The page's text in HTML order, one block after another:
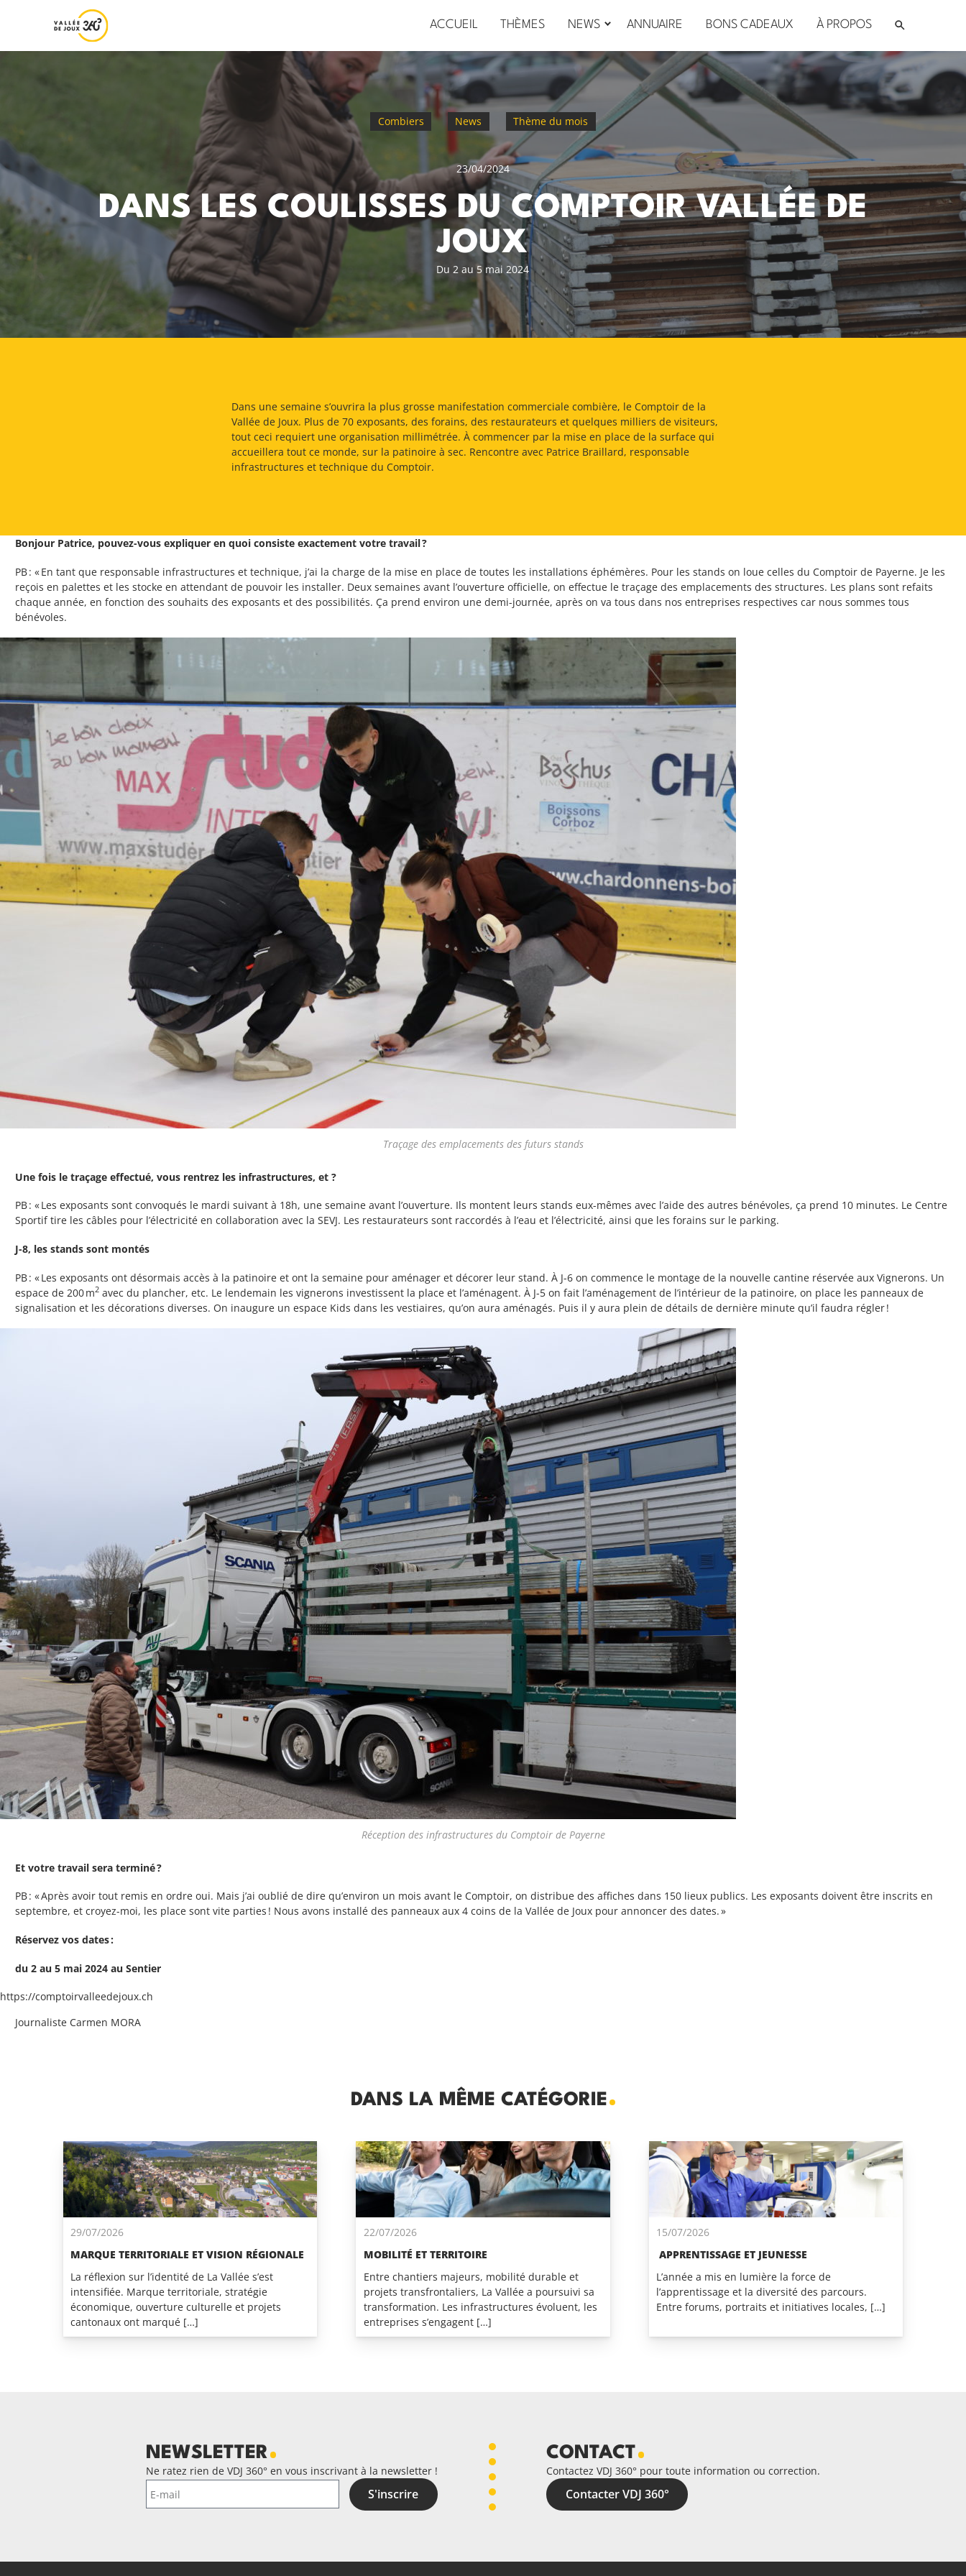
ACCUEIL THÈMES NEWS ANNUAIRE BONS CADEAUX À PROPOS
Combiers News Thème du mois
23/04/2024
DANS LES COULISSES DU COMPTOIR VALLÉE DE
JOUX
Du 2 au 5 mai 2024
Dans une semaine s’ouvrira la plus grosse manifestation commerciale combière, le Comptoir de la
Vallée de Joux. Plus de 70 exposants, des forains, des restaurateurs et quelques milliers de visiteurs,
tout ceci requiert une organisation millimétrée. À commencer par la mise en place de la surface qui
accueillera tout ce monde, sur la patinoire à sec. Rencontre avec Patrice Braillard, responsable
infrastructures et technique du Comptoir.
Bonjour Patrice, pouvez-vous expliquer en quoi consiste exactement votre travail?
PB : « En tant que responsable infrastructures et technique, j’ai la charge de la mise en place de toutes les installations éphémères. Pour les stands on loue celles du Comptoir de Payerne. Je les
reçois en palettes et les stocke en attendant de pouvoir les installer. Deux semaines avant l’ouverture officielle, on effectue le traçage des emplacements des structures. Les plans sont refaits
chaque année, en fonction des souhaits des exposants et des possibilités. Ça prend environ une demi-journée, après on va tous dans nos entreprises respectives car nous sommes tous
bénévoles.
Traçage des emplacements des futurs stands
Une fois le traçage effectué, vous rentrez les infrastructures, et ?
PB : « Les exposants sont convoqués le mardi suivant à 18h, une semaine avant l’ouverture. Ils montent leurs stands eux-mêmes avec l’aide des autres bénévoles, ça prend 10 minutes. Le Centre
Sportif tire les câbles pour l’électricité en collaboration avec la SEVJ. Les restaurateurs sont raccordés à l’eau et l’électricité, ainsi que les forains sur le parking.
J-8, les stands sont montés
PB : « Les exposants ont désormais accès à la patinoire et ont la semaine pour aménager et décorer leur stand. À J-6 on commence le montage de la nouvelle cantine réservée aux Vignerons. Un
espace de 200 m2 avec du plancher, etc. Le lendemain les vignerons investissent la place et l’aménagent. À J-5 on fait l’aménagement de l’intérieur de la patinoire, on place les panneaux de
signalisation et les décorations diverses. On inaugure un espace Kids dans les vestiaires, qu’on aura aménagés. Puis il y aura plein de détails de dernière minute qu’il faudra régler !
Réception des infrastructures du Comptoir de Payerne
Et votre travail sera terminé?
PB : « Après avoir tout remis en ordre oui. Mais j’ai oublié de dire qu’environ un mois avant le Comptoir, on distribue des affiches dans 150 lieux publics. Les exposants doivent être inscrits en
septembre, et croyez-moi, les place sont vite parties ! Nous avons installé des panneaux aux 4 coins de la Vallée de Joux pour annoncer des dates. »
Réservez vos dates :
du 2 au 5 mai 2024 au Sentier
https://comptoirvalleedejoux.ch
Journaliste Carmen MORA
DANS LA MÊME CATÉGORIE
29/07/2026
MARQUE TERRITORIALE ET VISION RÉGIONALE
La réflexion sur l’identité de La Vallée s’est
intensifiée. Marque territoriale, stratégie
économique, ouverture culturelle et projets
cantonaux ont marqué […]
22/07/2026
MOBILITÉ ET TERRITOIRE
Entre chantiers majeurs, mobilité durable et
projets transfrontaliers, La Vallée a poursuivi sa
transformation. Les infrastructures évoluent, les
entreprises s’engagent […]
15/07/2026
APPRENTISSAGE ET JEUNESSE
L’année a mis en lumière la force de
l’apprentissage et la diversité des parcours.
Entre forums, portraits et initiatives locales, […]
NEWSLETTER
Ne ratez rien de VDJ 360° en vous inscrivant à la newsletter !
S'inscrire
CONTACT
Contactez VDJ 360° pour toute information ou correction.
Contacter VDJ 360°